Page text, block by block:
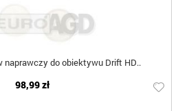
naprawczy do obiektywu Drift HD..
98,99 zł